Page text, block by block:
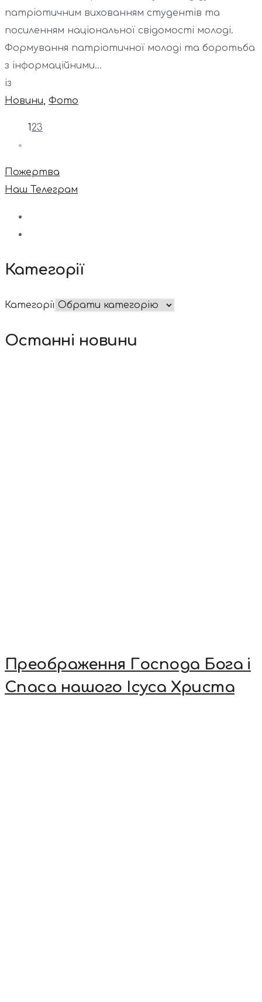
патріотичним вихованням студентів та
посиленням національної свідомості молоді.
Формування патріотичної молоді та боротьба
з інформаційними...
із
Новини, Фото
123
Пожертва
Наш Телеграм
Категорії
Категорії
Останні новини
Преображення Господа Бога і
Спаса нашого Ісуса Христа